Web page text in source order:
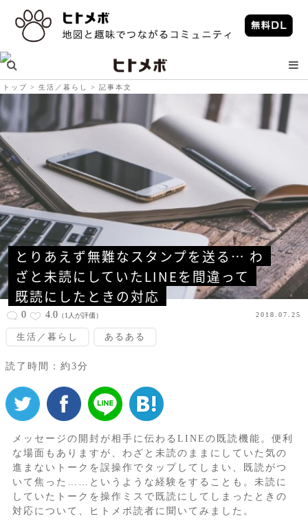
トップ 生活／暮らし 記事本文
とりあえず無難なスタンプを送る… わ
ざと未読にしていたLINEを間違って
既読にしたときの対応
0 4.0 （1人が評価） 2018.07.25
生活／暮らし あるある
読了時間：約3分
メッセージの開封が相手に伝わるLINEの既読機能。便利
な場面もありますが、わざと未読のままにしていた気の
進まないトークを誤操作でタップしてしまい、既読がつ
いて焦った……というような経験をすることも。未読に
していたトークを操作ミスで既読にしてしまったときの
対応について、ヒトメボ読者に聞いてみました。